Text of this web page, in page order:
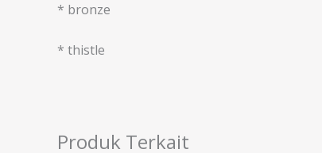
* ⁠bronze
* ⁠thistle
Produk Terkait